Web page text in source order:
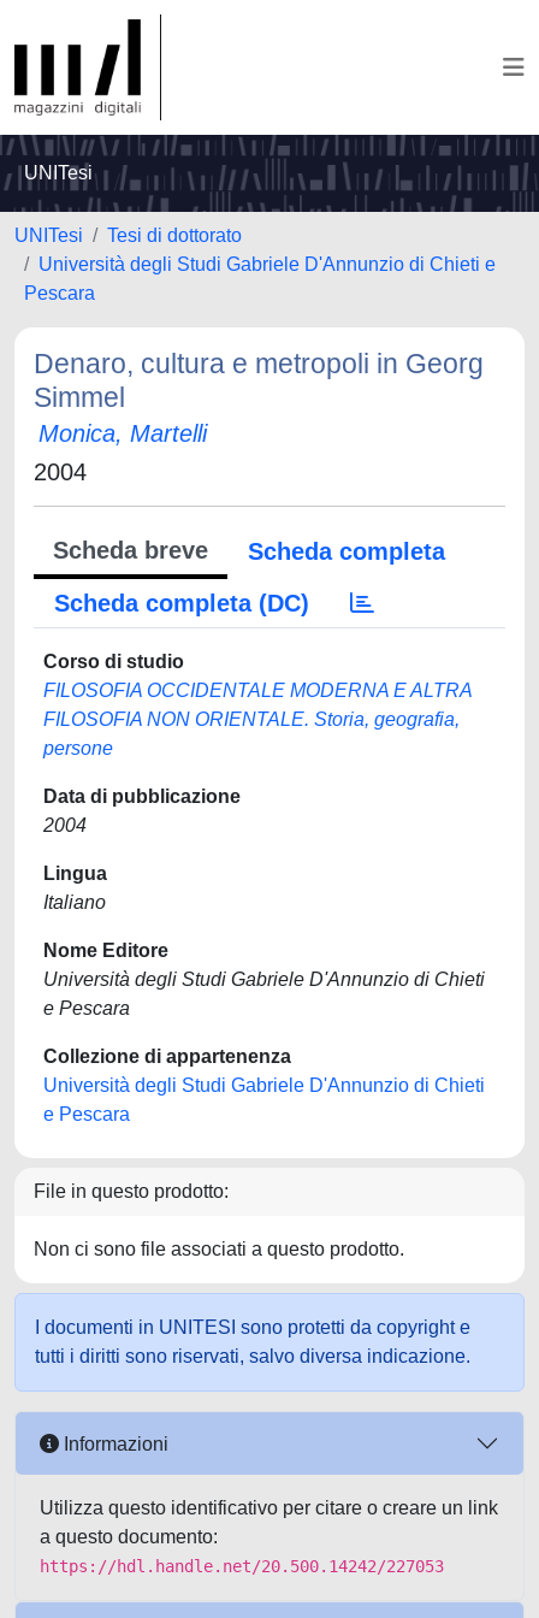
UNITesi
UNITesi
Tesi di dottorato
Università degli Studi Gabriele D'Annunzio di Chieti e
Pescara
Denaro, cultura e metropoli in Georg
Simmel
Monica, Martelli
2004
Scheda breve
Scheda completa
Scheda completa (DC)
Corso di studio
FILOSOFIA OCCIDENTALE MODERNA E ALTRA
FILOSOFIA NON ORIENTALE. Storia, geografia,
persone
Data di pubblicazione
2004
Lingua
Italiano
Nome Editore
Università degli Studi Gabriele D'Annunzio di Chieti
e Pescara
Collezione di appartenenza
Università degli Studi Gabriele D'Annunzio di Chieti
e Pescara
File in questo prodotto:
Non ci sono file associati a questo prodotto.
I documenti in UNITESI sono protetti da copyright e
tutti i diritti sono riservati, salvo diversa indicazione.
Informazioni
Utilizza questo identificativo per citare o creare un link
a questo documento:
https://hdl.handle.net/20.500.14242/227053